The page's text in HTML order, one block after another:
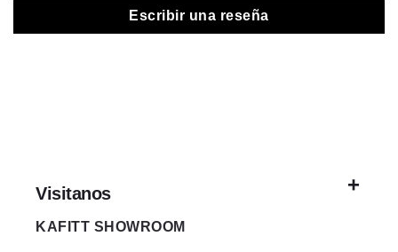
Escribir una reseña
Visitanos
KAFITT SHOWROOM